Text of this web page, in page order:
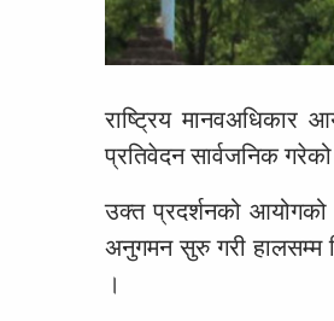
राष्ट्रिय
प्रतिवेदन सार्वजनिक
उक्त प्रदर्शनको आयोगको
अनुगमन सुरु गरी हालसम्म
।